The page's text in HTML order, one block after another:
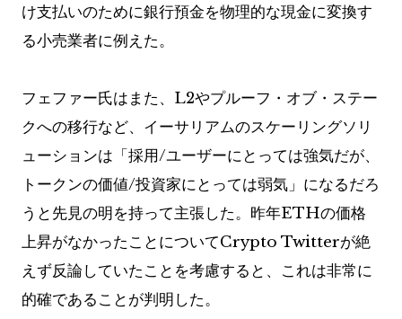
け支払いのために銀行預金を物理的な現金に変換す
る小売業者に例えた。
フェファー氏はまた、L2やプルーフ・オブ・ステー
クへの移行など、イーサリアムのスケーリングソリ
ューションは「採用/ユーザーにとっては強気だが、
トークンの価値/投資家にとっては弱気」になるだろ
うと先見の明を持って主張した。昨年ETHの価格
上昇がなかったことについてCrypto Twitterが絶
えず反論していたことを考慮すると、これは非常に
的確であることが判明した。